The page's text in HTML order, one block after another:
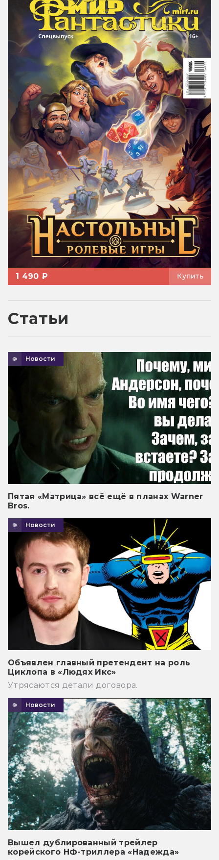
1 490 ₽ Купить
Статьи
Новости
Пятая «Матрица» всё ещё в планах Warner
Bros.
Новости
Объявлен главный претендент на роль
Циклопа в «Людях Икс»
Утрясаются детали договора.
Новости
Вышел дублированный трейлер
корейского НФ-триллера «Надежда»